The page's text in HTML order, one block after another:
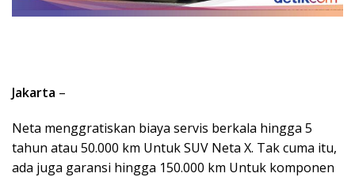
Jakarta –
Neta menggratiskan biaya servis berkala hingga 5
tahun atau 50.000 km Untuk SUV Neta X. Tak cuma itu,
ada juga garansi hingga 150.000 km Untuk komponen